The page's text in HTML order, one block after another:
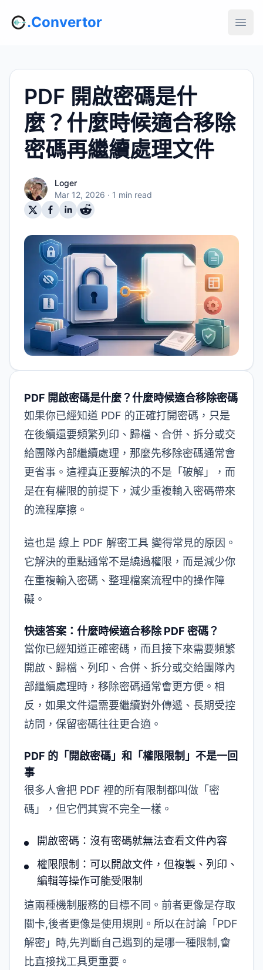
.Convertor
PDF 開啟密碼是什
麼？什麼時候適合移除
密碼再繼續處理文件
Loger
Mar 12, 2026 · 1 min read
PDF 開啟密碼是什麼？什麼時候適合移除密碼
如果你已經知道 PDF 的正確打開密碼，只是
在後續還要頻繁列印、歸檔、合併、拆分或交
給團隊內部繼續處理，那麼先移除密碼通常會
更省事。這裡真正要解決的不是「破解」，而
是在有權限的前提下，減少重複輸入密碼帶來
的流程摩擦。
這也是 線上 PDF 解密工具 變得常見的原因。
它解決的重點通常不是繞過權限，而是減少你
在重複輸入密碼、整理檔案流程中的操作障
礙。
快速答案：什麼時候適合移除 PDF 密碼？
當你已經知道正確密碼，而且接下來需要頻繁
開啟、歸檔、列印、合併、拆分或交給團隊內
部繼續處理時，移除密碼通常會更方便。相
反，如果文件還需要繼續對外傳遞、長期受控
訪問，保留密碼往往更合適。
PDF 的「開啟密碼」和「權限限制」不是一回
事
很多人會把 PDF 裡的所有限制都叫做「密
碼」，但它們其實不完全一樣。
開啟密碼：沒有密碼就無法查看文件內容
權限限制：可以開啟文件，但複製、列印、
編輯等操作可能受限制
這兩種機制服務的目標不同。前者更像是存取
關卡,後者更像是使用規則。所以在討論「PDF
解密」時,先判斷自己遇到的是哪一種限制,會
比直接找工具更重要。